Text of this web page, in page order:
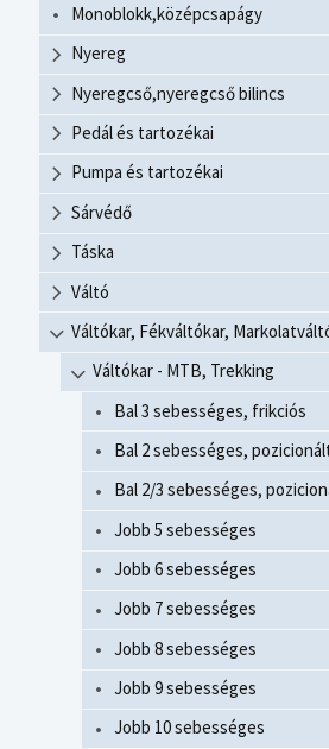
Monoblokk,középcsapágy
Nyereg
Nyeregcső,nyeregcső bilincs
Pedál és tartozékai
Pumpa és tartozékai
Sárvédő
Táska
Váltó
Váltókar, Fékváltókar,
Váltókar - MTB, Trekking
Bal 3 sebességes, frikciós
Bal 2 sebességes,
Bal 2/3 sebességes,
Jobb 5 sebességes
Jobb 6 sebességes
Jobb 7 sebességes
Jobb 8 sebességes
Jobb 9 sebességes
Jobb 10 sebességes